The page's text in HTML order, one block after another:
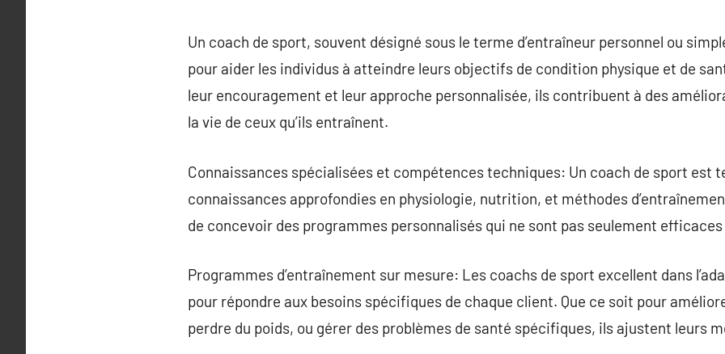
Un coach de sport, souvent désigné sous le terme d’entraîneur personnel ou
pour aider les individus à atteindre leurs objectifs de condition physique et de
leur encouragement et leur approche personnalisée, ils contribuent à des
la vie de ceux qu’ils entraînent.
Connaissances spécialisées et compétences techniques: Un coach de sport est
connaissances approfondies en physiologie, nutrition, et méthodes
de concevoir des programmes personnalisés qui ne sont pas seulement
Programmes d’entraînement sur mesure: Les coachs de sport excellent dans
pour répondre aux besoins spécifiques de chaque client. Que ce soit pour
perdre du poids, ou gérer des problèmes de santé spécifiques, ils ajustent leurs